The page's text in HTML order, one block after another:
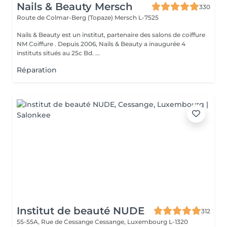
Nails & Beauty Mersch
330
Route de Colmar-Berg (Topaze) Mersch L-7525
Nails & Beauty est un institut, partenaire des salons de coiffure
NM Coiffure . Depuis 2006, Nails & Beauty a inaugurée 4
instituts situés au 25c Bd. ...
Réparation
Institut de beauté NUDE
312
55-55A, Rue de Cessange Cessange, Luxembourg L-1320